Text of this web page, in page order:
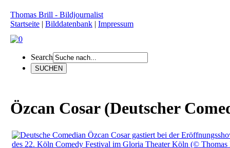
Thomas Brill - Bildjournalist
Startseite | Bilddatenbank | Impressum
Search
Özcan Cosar (Deutscher